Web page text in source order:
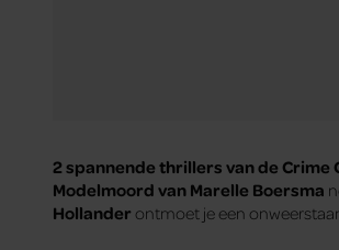
2 spannende thrillers van de Crime
Modelmoord van Marelle Boersma
Hollander ontmoet je een